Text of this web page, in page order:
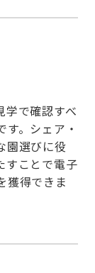
学で確認すべ
。シェア・
園選びに役
すことで電子
獲得できま